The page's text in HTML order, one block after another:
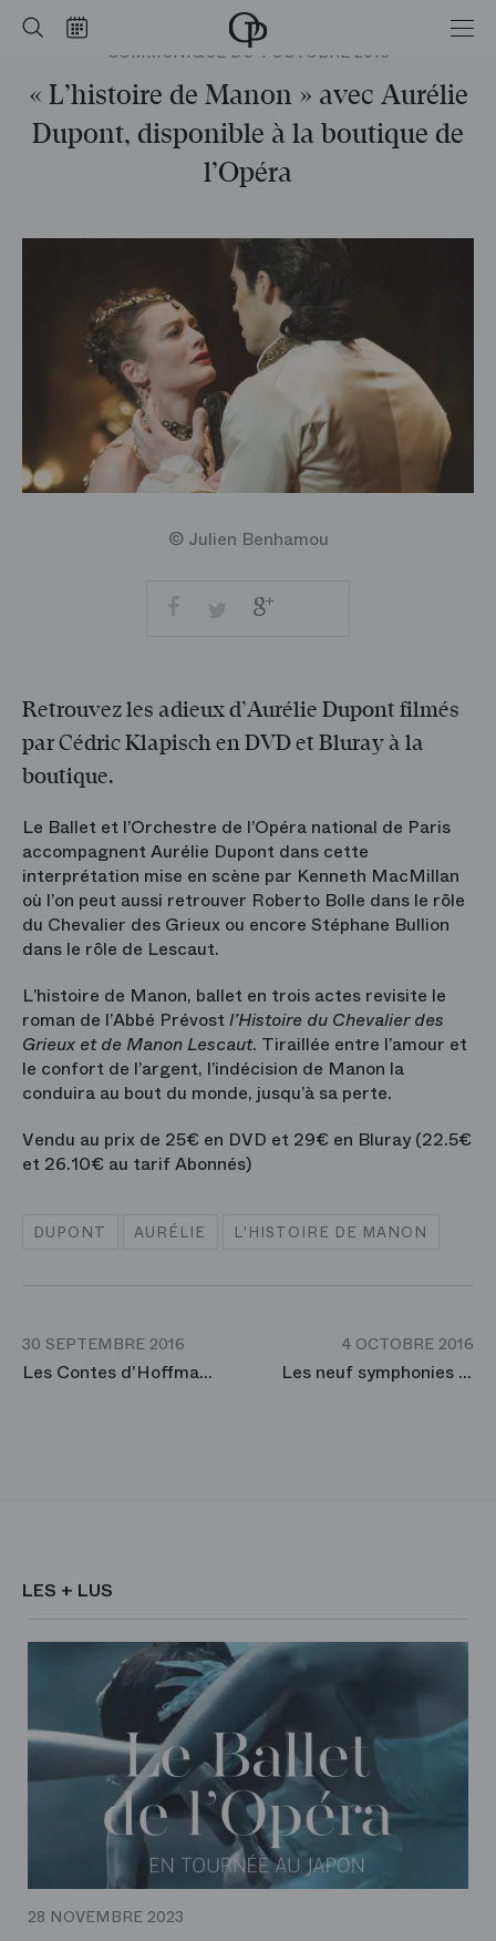
Rechercher
Calendrier Accueil
-
national
de
Paris
COMMUNIQUÉ DU 4 OCTOBRE 2016
« L’histoire de Manon » avec Aurélie
Dupont, disponible à la boutique de
l’Opéra
© Julien Benhamou
30 SEPTEMBRE 2016
Les Contes d'Hoffmann - Message de Jonas Kaufmann
4 OCTOBRE 2016
Les neuf symphonies de Beethoven dirigées par Philippe Jordan, en coffret DVD
FacebookTwitterGoogle
+
Retrouvez les adieux d’Aurélie Dupont filmés
par Cédric Klapisch en DVD et Bluray à la
boutique.
Le Ballet et l’Orchestre de l’Opéra national de Paris
accompagnent Aurélie Dupont dans cette
interprétation mise en scène par Kenneth MacMillan
où l’on peut aussi retrouver Roberto Bolle dans le rôle
du Chevalier des Grieux ou encore Stéphane Bullion
dans le rôle de Lescaut.
L’histoire de Manon, ballet en trois actes revisite le
roman de l’Abbé Prévostl’Histoire du Chevalier des
Grieux et de Manon Lescaut. Tiraillée entre l’amour et
le confort de l’argent, l’indécision de Manon la
conduira au bout du monde, jusqu’à sa perte.
Vendu au prix de 25€ en DVD et 29€ en Bluray (22.5€
et 26.10€ au tarif Abonnés)
DUPONT AURÉLIE L'HISTOIRE DE MANON
LES + LUS
28 NOVEMBRE 2023